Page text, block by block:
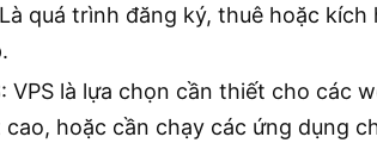
quá trình đăng ký, thuê hoặc kích
: VPS là lựa chọn cần thiết cho các
cao, hoặc cần chạy các ứng dụng